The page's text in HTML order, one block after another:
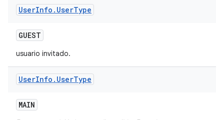
UserInfo . UserType
GUEST
usuario invitado.
UserInfo . UserType
MAIN